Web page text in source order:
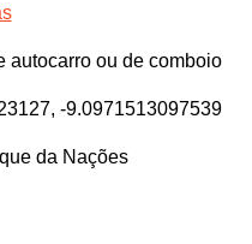
autocarro ou de comboio
-9.0971513097539
da Nações